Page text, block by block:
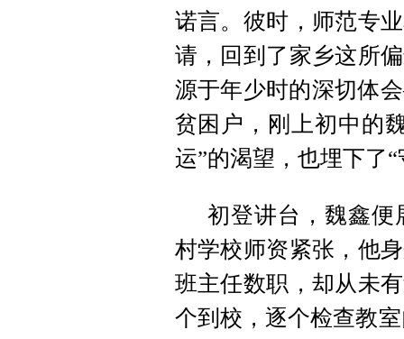
诺言。彼时，师范专
请，回到了家乡这所
源于年少时的深切体
贫困户，刚上初中的
运”的渴望，也埋下了
初登讲台，魏鑫便
村学校师资紧张，他
班主任数职，却从未
个到校，逐个检查教